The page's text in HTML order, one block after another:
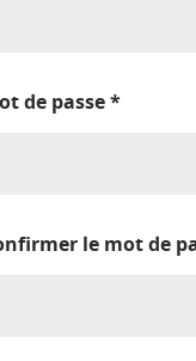
de passe*
le mot de